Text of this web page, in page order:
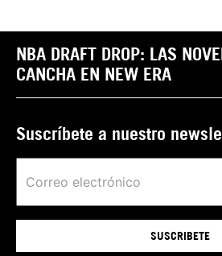
NBA DRAFT DROP: LAS
CANCHA EN NEW ERA
Suscríbete a nuestro
SUSCRIBETE